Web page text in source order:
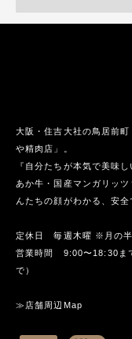
大阪・住吉大社の鳥居前
や精肉店」。
『自分たちが本気で美味
あか牛・国産マンガリッ
んたちの顔がわかる、安
定休日 毎週木曜 ※月の半
営業時間 9:00〜18:30ま
で）
≫店舗周辺Map